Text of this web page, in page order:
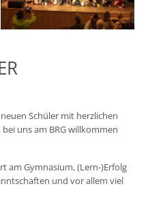
Schüler mit herzlichen
uns am BRG willkommen
am Gymnasium, (Lern-)Erfolg
und vor allem viel